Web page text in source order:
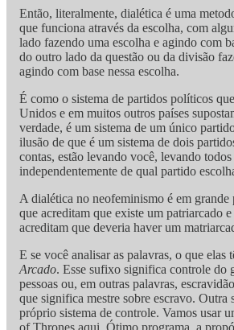
Então, literalmente, dialética é uma
que funciona através da escolha, com
lado fazendo uma escolha e agindo com
do outro lado da questão ou da divisão
agindo com base nessa escolha.
É como o sistema de partidos políticos
Unidos e em muitos outros países
verdade, é um sistema de um único
ilusão de que é um sistema de dois
contas, estão levando você, levando
independentemente de qual partido
A dialética no neofeminismo é em grande
que acreditam que existe um patriarcado e
acreditam que deveria haver um
E se você analisar as palavras, o que elas
Arcado. Esse sufixo significa controle do
pessoas ou, em outras palavras,
que significa mestre sobre escravo. Outra
próprio sistema de controle. Vamos usar
of Thrones aqui. Ótimo programa, a